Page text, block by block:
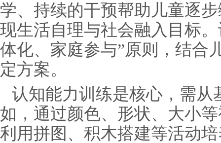
学、持续的干预帮助儿童逐
现生活自理与社会融入目标
体化、家庭参与”原则，结合
定方案。
认知能力训练是核心，需
如，通过颜色、形状、大小
利用拼图、积木搭建等活动